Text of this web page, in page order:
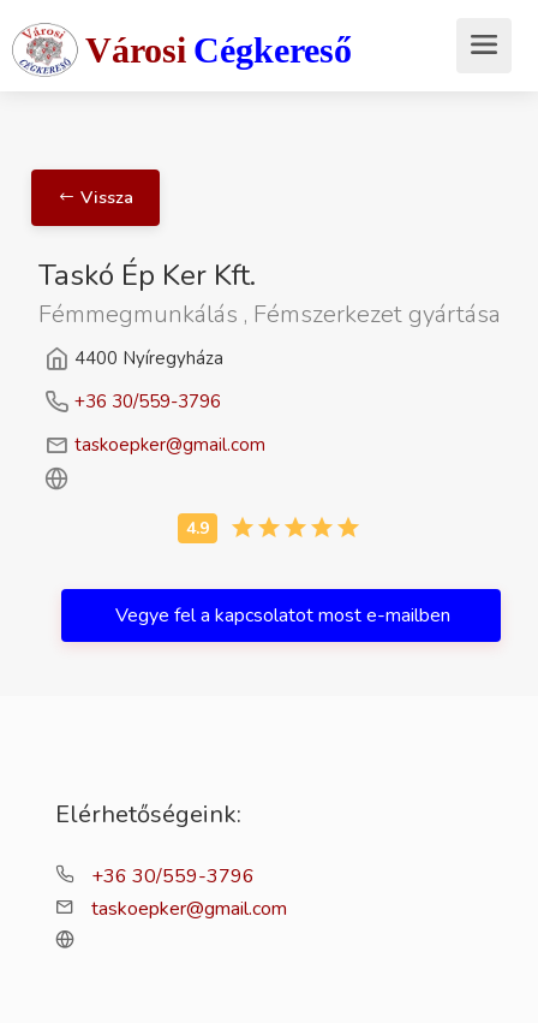
Városi Cégkereső
Vissza
Taskó Ép Ker Kft.
Fémmegmunkálás , Fémszerkezet gyártása
4400 Nyíregyháza
+36 30/559-3796
taskoepker@gmail.com
Vegye fel a kapcsolatot most e-mailben
Elérhetőségeink:
+36 30/559-3796
taskoepker@gmail.com